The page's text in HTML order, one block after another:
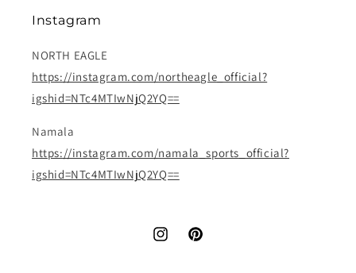
Instagram
NORTH EAGLE
https://instagram.com/northeagle_official?
igshid=NTc4MTIwNjQ2YQ==
Namala
https://instagram.com/namala_sports_official?
igshid=NTc4MTIwNjQ2YQ==
InstagramPinterest